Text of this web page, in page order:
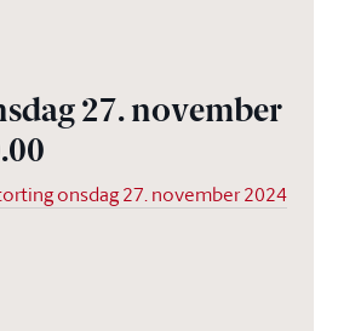
27. november
onsdag 27. november 2024